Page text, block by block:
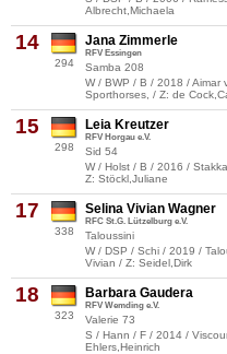
Albrecht,Michaela
14
294
Jana Zimmerle
RFV Essingen
Samba 208
W / BWP / B / 2018 / Aimar
Sporthorses, / Z: de
15
298
Leia Kreutzer
RFV Horgau e.V.
Sid 54
W / Holst / B / 2016 /
Z: Stöckl,Juliane
17
338
Selina Vivian Wagner
RFC St.G. Lützelburg e.V.
Taloussini
W / DSP / Schi / 2019 /
Vivian / Z: Seidel,Dirk
18
323
Barbara Gaudera
RFV Wemding e.V.
Valerie 73
S / Hann / F / 2014 /
Ehlers,Heinrich